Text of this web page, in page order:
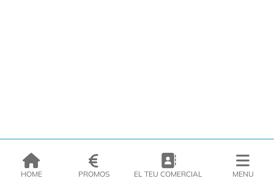
HOME PROMOS EL TEU COMERCIAL MENU